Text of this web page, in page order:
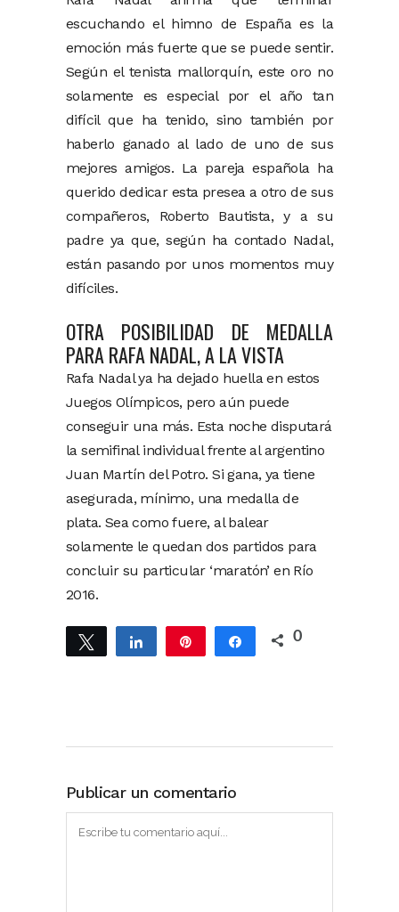
escuchando el himno de España es la
emoción más fuerte que se puede sentir.
Según el tenista mallorquín, este oro no
solamente es especial por el año tan
difícil que ha tenido, sino también por
haberlo ganado al lado de uno de sus
mejores amigos. La pareja española ha
querido dedicar esta presea a otro de sus
compañeros, Roberto Bautista, y a su
padre ya que, según ha contado Nadal,
están pasando por unos momentos muy
difíciles.
OTRA POSIBILIDAD DE MEDALLA
PARA RAFA NADAL, A LA VISTA
Rafa Nadal ya ha dejado huella en estos
Juegos Olímpicos, pero aún puede
conseguir una más. Esta noche disputará
la semifinal individual frente al argentino
Juan Martín del Potro. Si gana, ya tiene
asegurada, mínimo, una medalla de
plata. Sea como fuere, al balear
solamente le quedan dos partidos para
concluir su particular ‘maratón’ en Río
2016.
Twittear Compartir Compartir
0
Publicar un comentario